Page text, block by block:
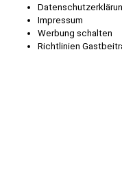
Impressum
Werbung schalten
Richtlinien